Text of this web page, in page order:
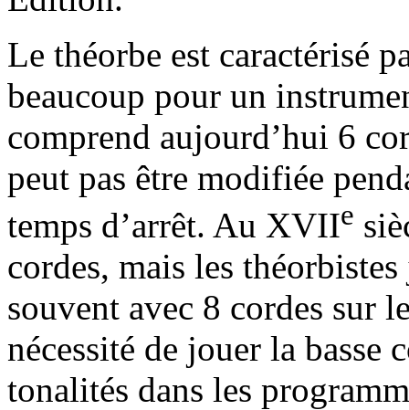
Le théorbe est caractérisé
beaucoup pour un
comprend aujourd’hui 6
peut pas être modifiée
temps d’arrêt. Au XVIIe
cordes, mais les
souvent avec 8 cordes sur
nécessité de jouer la basse
tonalités dans les